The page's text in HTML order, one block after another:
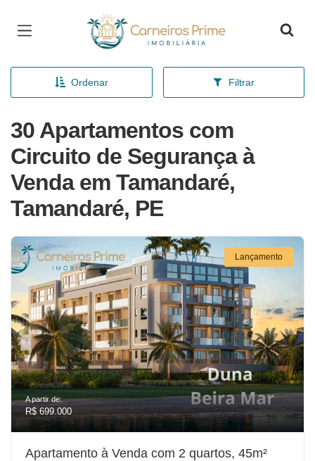
Página inicial
Ordenar Filtrar
30 Apartamentos com
Circuito de Segurança à
Venda em Tamandaré,
Tamandaré, PE
Lançamento
A partir de:
R$ 699.000
Apartamento à Venda com 2 quartos, 45m²